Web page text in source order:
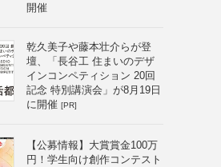
開催
乾久美子や藤本壮介らが登
壇、「長谷工 住まいのデザ
インコンペティション 20回
記念 特別講演会」が8月19日
に開催 [PR]
【公募情報】大賞賞金100万
円！学生向け創作コンテスト